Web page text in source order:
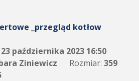
_przegląd kotłow
23 października 2023 16:50
Ziniewicz Rozmiar: 359